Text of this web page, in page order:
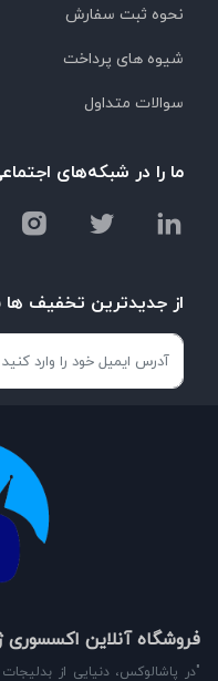
نحوه ثبت سفارش
شیوه های پرداخت
سوالات متداول
ما را در شبکه‌های
از جدیدترین تخفیف ها
فروشگاه آنلاین
"در پاشالوکس، دنیایی از